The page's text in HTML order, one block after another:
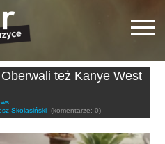
też Kanye West
Skolasiński (komentarze: 0)